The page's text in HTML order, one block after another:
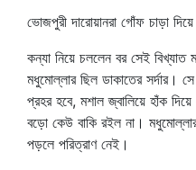
ভোজপুরী দারোয়ানরা গোঁফ চাড়া
কন্যা নিয়ে চললেন বর সেই বিখ্যাত
মধুমোল্লার ছিল ডাকাতের সর্দার।
প্রহর হবে, মশাল জ্বালিয়ে হাঁক
বড়ো কেউ বাকি রইল না।
পড়লে পরিত্রাণ নেই।